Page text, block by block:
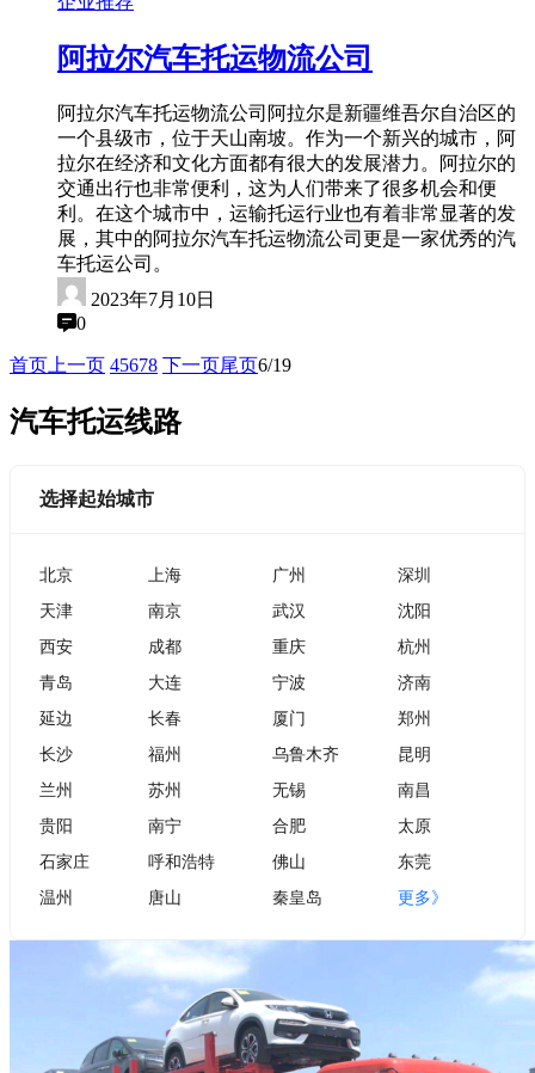
阿拉尔汽车托运物流公司
阿拉尔汽车托运物流公司阿拉尔是新疆维吾尔自治区的
一个县级市，位于天山南坡。作为一个新兴的城市，阿
拉尔在经济和文化方面都有很大的发展潜力。阿拉尔的
交通出行也非常便利，这为人们带来了很多机会和便
利。在这个城市中，运输托运行业也有着非常显著的发
展，其中的阿拉尔汽车托运物流公司更是一家优秀的汽
车托运公司。
2023年7月10日
0
首页 上一页 45678 下一页尾页6/19
汽车托运线路
选择起始城市
北京 上海 广州
深圳
天津
南京 武汉
沈阳
西安
成都 重庆
杭州
青岛
大连 宁波
济南
延边
长春 厦门
郑州
长沙
福州 乌鲁木齐
昆明
兰州
苏州 无锡
南昌
贵阳
南宁 合肥
太原
石家庄
呼和浩特 佛山
东莞
温州
唐山 秦皇岛 更多》